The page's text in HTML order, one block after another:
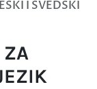
I ŠVEDSKI
ZA